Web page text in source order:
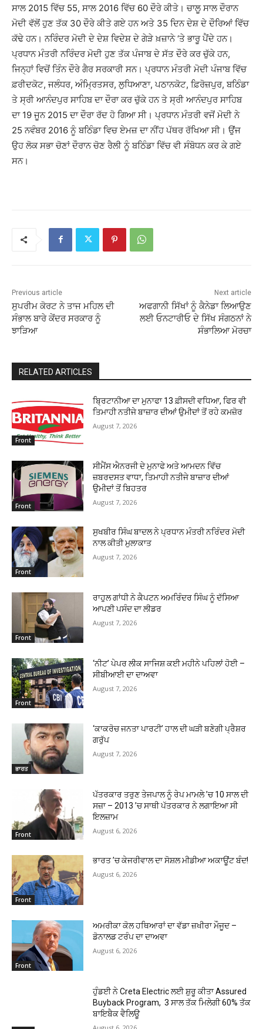
ਸਾਲ 2015 ਵਿੱਚ 55, ਸਾਲ 2016 ਵਿੱਚ 60 ਦੌਰੇ ਕੀਤੇ। ਚਾਲੂ ਸਾਲ ਦੌਰਾਨ
ਮੋਦੀ ਵੱਲੋਂ ਹੁਣ ਤੱਕ 30 ਦੌਰੇ ਕੀਤੇ ਗਏ ਹਨ ਅਤੇ 35 ਦਿਨ ਦੇਸ਼ ਦੇ ਦੌਰਿਆਂ ਵਿੱਚ
ਕੱਢੇ ਹਨ। ਨਰਿੰਦਰ ਮੋਦੀ ਦੇ ਦੇਸ਼ ਵਿਦੇਸ਼ ਦੇ ਗੇੜੇ ਖ਼ਜ਼ਾਨੇ ‘ਤੇ ਭਾਰੂ ਪੈਂਦੇ ਹਨ।
ਪ੍ਰਧਾਨ ਮੰਤਰੀ ਨਰਿੰਦਰ ਮੋਦੀ ਹੁਣ ਤੱਕ ਪੰਜਾਬ ਦੇ ਸੱਤ ਦੌਰੇ ਕਰ ਚੁੱਕੇ ਹਨ,
ਜਿਨ੍ਹਾਂ ਵਿਚੋਂ ਤਿੰਨ ਦੌਰੇ ਗੈਰ ਸਰਕਾਰੀ ਸਨ। ਪ੍ਰਧਾਨ ਮੰਤਰੀ ਮੋਦੀ ਪੰਜਾਬ ਵਿੱਚ
ਫ਼ਰੀਦਕੋਟ, ਜਲੰਧਰ, ਅੰਮ੍ਰਿਤਸਰ, ਲੁਧਿਆਣਾ, ਪਠਾਨਕੋਟ, ਫ਼ਿਰੋਜ਼ਪੁਰ, ਬਠਿੰਡਾ
ਤੇ ਸ੍ਰੀ ਆਨੰਦਪੁਰ ਸਾਹਿਬ ਦਾ ਦੌਰਾ ਕਰ ਚੁੱਕੇ ਹਨ ਤੇ ਸ੍ਰੀ ਆਨੰਦਪੁਰ ਸਾਹਿਬ
ਦਾ 19 ਜੂਨ 2015 ਦਾ ਦੌਰਾ ਰੱਦ ਹੋ ਗਿਆ ਸੀ। ਪ੍ਰਧਾਨ ਮੰਤਰੀ ਵਜੋਂ ਮੋਦੀ ਨੇ
25 ਨਵੰਬਰ 2016 ਨੂੰ ਬਠਿੰਡਾ ਵਿਚ ਏਮਜ਼ ਦਾ ਨੀਂਹ ਪੱਥਰ ਰੱਖਿਆ ਸੀ। ਉਂਜ
ਉਹ ਲੋਕ ਸਭਾ ਚੋਣਾਂ ਦੌਰਾਨ ਚੋਣ ਰੈਲੀ ਨੂੰ ਬਠਿੰਡਾ ਵਿੱਚ ਵੀ ਸੰਬੋਧਨ ਕਰ ਕੇ ਗਏ
ਸਨ।
Previous article
ਸੁਪਰੀਮ ਕੋਰਟ ਨੇ ਤਾਜ ਮਹਿਲ ਦੀ
ਸੰਭਾਲ ਬਾਰੇ ਕੇਂਦਰ ਸਰਕਾਰ ਨੂੰ
ਝਾੜਿਆ
Next article
ਅਫਗਾਨੀ ਸਿੱਖਾਂ ਨੂੰ ਕੈਨੇਡਾ ਲਿਆਉਣ
ਲਈ ਓਨਟਾਰੀਓ ਦੇ ਸਿੱਖ ਸੰਗਠਨਾਂ ਨੇ
ਸੰਭਾਲਿਆ ਮੋਰਚਾ
RELATED ARTICLES
Front
ਬ੍ਰਿਟਾਨੀਆ ਦਾ ਮੁਨਾਫਾ 13 ਫ਼ੀਸਦੀ ਵਧਿਆ, ਫਿਰ ਵੀ
ਤਿਮਾਹੀ ਨਤੀਜੇ ਬਾਜ਼ਾਰ ਦੀਆਂ ਉਮੀਦਾਂ ਤੋਂ ਰਹੇ ਕਮਜ਼ੋਰ
August 7, 2026
Front
ਸੀਮੈਂਸ ਐਨਰਜੀ ਦੇ ਮੁਨਾਫੇ ਅਤੇ ਆਮਦਨ ਵਿੱਚ
ਜ਼ਬਰਦਸਤ ਵਾਧਾ, ਤਿਮਾਹੀ ਨਤੀਜੇ ਬਾਜ਼ਾਰ ਦੀਆਂ
ਉਮੀਦਾਂ ਤੋਂ ਬਿਹਤਰ
August 7, 2026
Front
ਸੁਖਬੀਰ ਸਿੰਘ ਬਾਦਲ ਨੇ ਪ੍ਰਧਾਨ ਮੰਤਰੀ ਨਰਿੰਦਰ ਮੋਦੀ
ਨਾਲ ਕੀਤੀ ਮੁਲਾਕਾਤ
August 7, 2026
Front
ਰਾਹੁਲ ਗਾਂਧੀ ਨੇ ਕੈਪਟਨ ਅਮਰਿੰਦਰ ਸਿੰਘ ਨੂੰ ਦੱਸਿਆ
ਆਪਣੀ ਪਸੰਦ ਦਾ ਲੀਡਰ
August 7, 2026
Front
‘ਨੀਟ’ ਪੇਪਰ ਲੀਕ ਸਾਜਿਸ਼ ਕਈ ਮਹੀਨੇ ਪਹਿਲਾਂ ਹੋਈ –
ਸੀਬੀਆਈ ਦਾ ਦਾਅਵਾ
August 7, 2026
ਭਾਰਤ
‘ਕਾਕਰੋਚ ਜਨਤਾ ਪਾਰਟੀ’ ਹਾਲ ਦੀ ਘੜੀ ਬਣੇਗੀ ਪ੍ਰੈਸ਼ਰ
ਗਰੁੱਪ
August 7, 2026
Front
ਪੱਤਰਕਾਰ ਤਰੁਣ ਤੇਜਪਾਲ ਨੂੰ ਰੇਪ ਮਾਮਲੇ ’ਚ 10 ਸਾਲ ਦੀ
ਸਜ਼ਾ – 2013 ’ਚ ਸਾਥੀ ਪੱਤਰਕਾਰ ਨੇ ਲਗਾਇਆ ਸੀ
ਇਲਜ਼ਾਮ
August 6, 2026
Front
ਭਾਰਤ ’ਚ ਕੇਜਰੀਵਾਲ ਦਾ ਸੋਸ਼ਲ ਮੀਡੀਆ ਅਕਾਊਂਟ ਬੰਦ!
August 6, 2026
Front
ਅਮਰੀਕਾ ਕੋਲ ਹਥਿਆਰਾਂ ਦਾ ਵੱਡਾ ਜ਼ਖੀਰਾ ਮੌਜੂਦ –
ਡੋਨਾਲਡ ਟਰੰਪ ਦਾ ਦਾਅਵਾ
August 6, 2026
ਹੁੰਡਈ ਨੇ Creta Electric ਲਈ ਸ਼ੁਰੂ ਕੀਤਾ Assured
Buyback Program, 3 ਸਾਲ ਤੱਕ ਮਿਲੇਗੀ 60% ਤੱਕ
ਬਾਇਬੈਕ ਵੈਲਿਊ